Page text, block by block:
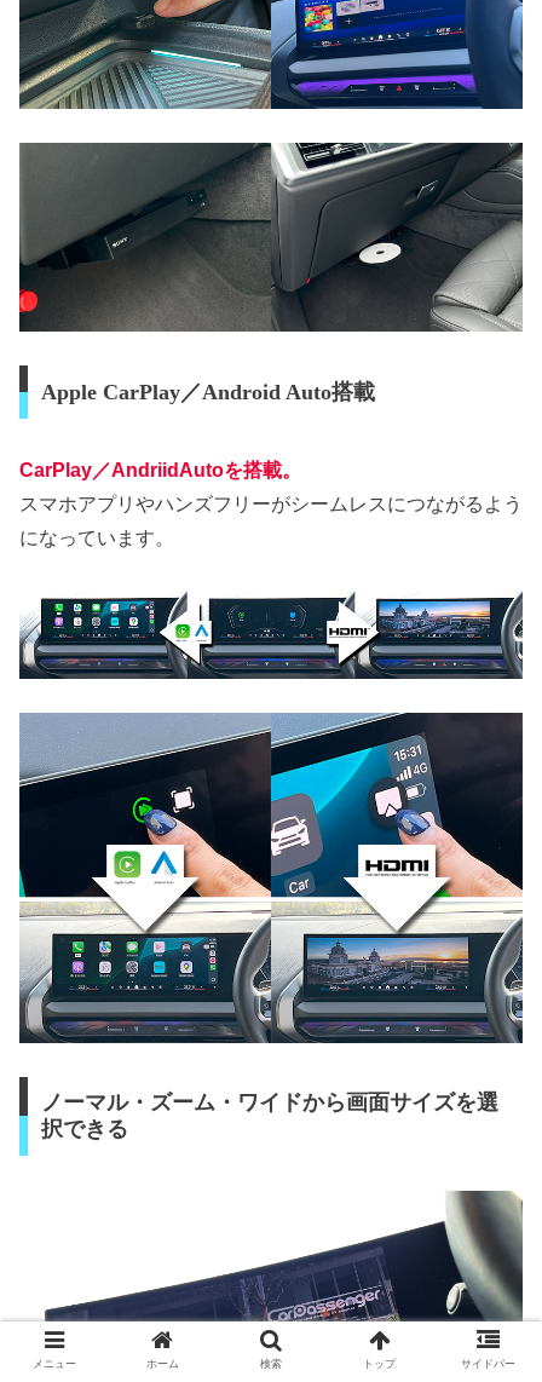
Apple CarPlay／Android Auto搭載
CarPlay／AndriidAutoを搭載。
スマホアプリやハンズフリーがシームレスにつながるよう
になっています。
ノーマル・ズーム・ワイドから画面サイズを選
択できる
メニュー ホーム 検索 トップ サイドバー